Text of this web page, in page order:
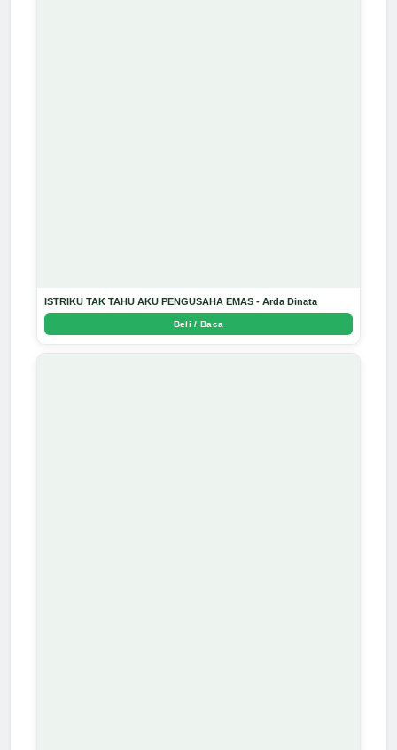
ISTRIKU TAK TAHU AKU PENGUSAHA EMAS - Arda Dinata
Beli / Baca